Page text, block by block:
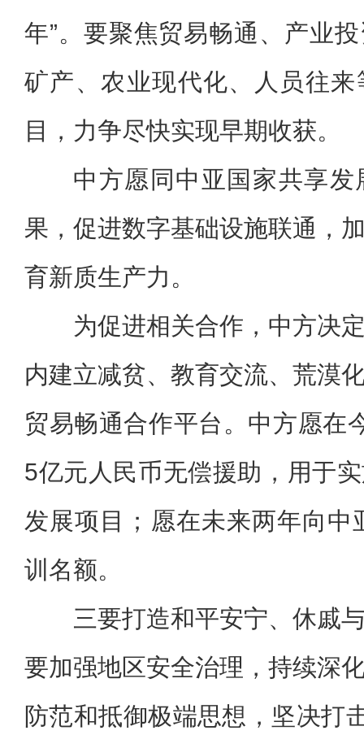
年”。要聚焦贸易畅通、产业
矿产、农业现代化、人员往
目，力争尽快实现早期收获。
中方愿同中亚国家共享
果，促进数字基础设施联通，
育新质生产力。
为促进相关合作，中方决
内建立减贫、教育交流、荒漠
贸易畅通合作平台。中方愿在
5亿元人民币无偿援助，用于
发展项目；愿在未来两年向中
训名额。
三要打造和平安宁、休戚
要加强地区安全治理，持续深
防范和抵御极端思想，坚决打